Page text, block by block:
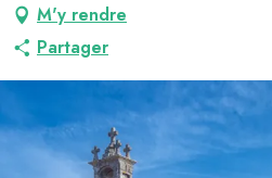
M'y rendre
Partager